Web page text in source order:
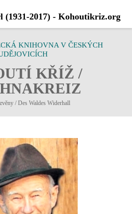
KNIHOVNA V ČESKÝCH
KŘÍŽ /
/ Des Waldes Widerhall
(1931-2017) - Kohoutikriz.org